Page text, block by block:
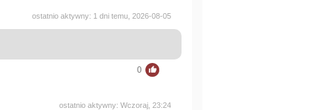
ostatnio aktywny: 1 dni temu, 2026-08-05
0
ostatnio aktywny: Wczoraj, 23:24